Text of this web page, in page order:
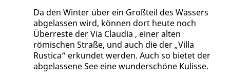
Da den Winter über ein Großteil des Wassers
abgelassen wird, können dort heute noch
Überreste der Via Claudia , einer alten
römischen Straße, und auch die der „Villa
Rustica“ erkundet werden. Auch so bietet der
abgelassene See eine wunderschöne Kulisse.